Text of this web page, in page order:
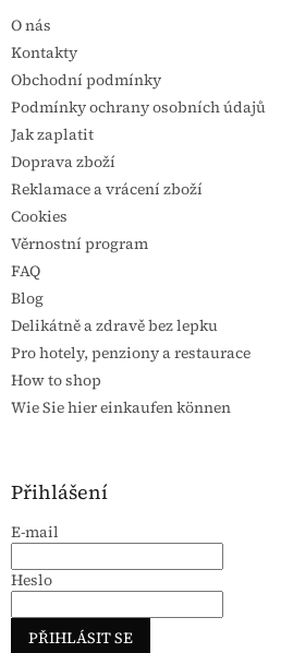
O nás
Kontakty
Obchodní podmínky
Podmínky ochrany osobních údajů
Jak zaplatit
Doprava zboží
Reklamace a vrácení zboží
Cookies
Věrnostní program
FAQ
Blog
Delikátně a zdravě bez lepku
Pro hotely, penziony a restaurace
How to shop
Wie Sie hier einkaufen können
Přihlášení
E-mail
Heslo
PŘIHLÁSIT SE